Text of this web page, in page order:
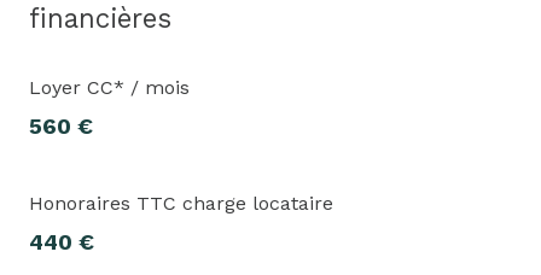
financières
Loyer CC* / mois
560 €
Honoraires TTC charge locataire
440 €